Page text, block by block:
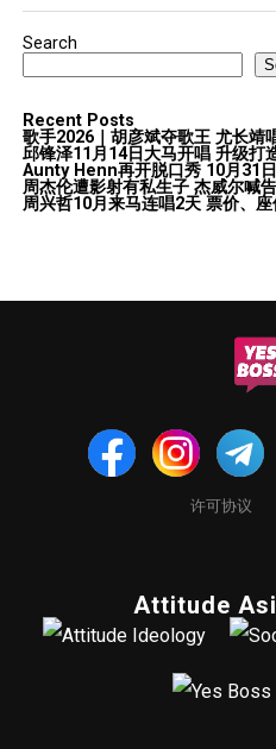
Search
Recent Posts
歌手2026｜胡彦斌夺歌王 尤长靖
邱锋泽11月14日大马开唱 升级打
Aunty Henn再开脱口秀 10月31
周杰伦遭影射有私生子 杰威尔喊
周兴哲10月来马连唱2天 票价、
许可协议
Attitude